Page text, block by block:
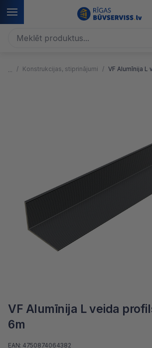
Konstrukcijas, stiprinājumi VF Alumīnija L
VF Alumīnija L veida
6m
EAN: 4750874064382